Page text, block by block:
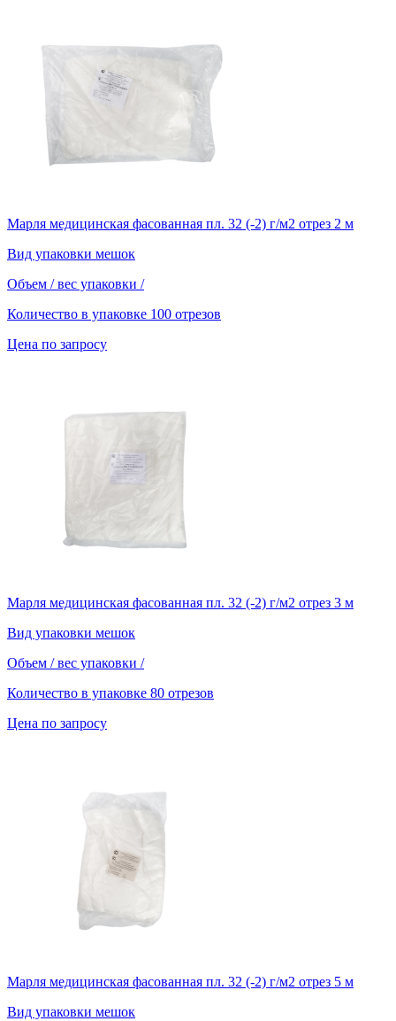
Марля медицинская фасованная пл. 32 (-2) г/м2 отрез 2 м
Вид упаковки мешок
Объем / вес упаковки /
Количество в упаковке 100 отрезов
Цена по запросу
Марля медицинская фасованная пл. 32 (-2) г/м2 отрез 3 м
Вид упаковки мешок
Объем / вес упаковки /
Количество в упаковке 80 отрезов
Цена по запросу
Марля медицинская фасованная пл. 32 (-2) г/м2 отрез 5 м
Вид упаковки мешок